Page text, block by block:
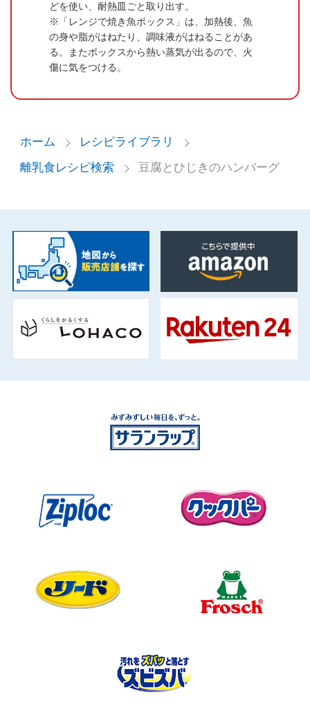
どを使い、耐熱皿ごと取り出す。
「レンジで焼き魚ボックス」は、加熱後、魚
の身や脂がはねたり、調味液がはねることがあ
る。またボックスから熱い蒸気が出るので、火
傷に気をつける。
ホーム
レシピライブラリ
離乳食レシピ検索
豆腐とひじきのハンバーグ